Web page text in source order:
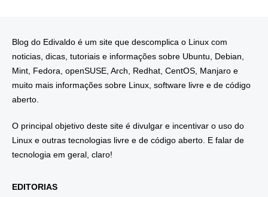
Blog do Edivaldo é um site que descomplica o Linux com
noticias, dicas, tutoriais e informações sobre Ubuntu, Debian,
Mint, Fedora, openSUSE, Arch, Redhat, CentOS, Manjaro e
muito mais informações sobre Linux, software livre e de código
aberto.
O principal objetivo deste site é divulgar e incentivar o uso do
Linux e outras tecnologias livre e de código aberto. E falar de
tecnologia em geral, claro!
EDITORIAS